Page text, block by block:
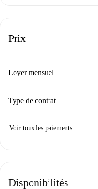
Prix
Loyer mensuel
Type de contrat
Voir tous les paiements
Disponibilités